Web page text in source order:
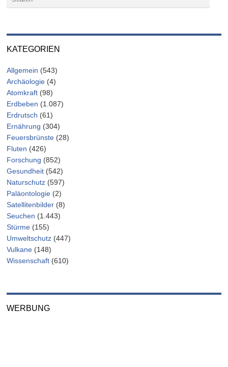
KATEGORIEN
Allgemein (543)
Archäologie (4)
Atomkraft (98)
Erdbeben (1.087)
Erdrutsch (61)
Ernährung (304)
Feuersbrünste (28)
Fluten (426)
Forschung (852)
Gesundheit (542)
Naturschutz (597)
Paläontologie (2)
Satellitenbilder (8)
Seuchen (1.443)
Stürme (155)
Umweltschutz (447)
Vulkane (148)
Wissenschaft (610)
WERBUNG